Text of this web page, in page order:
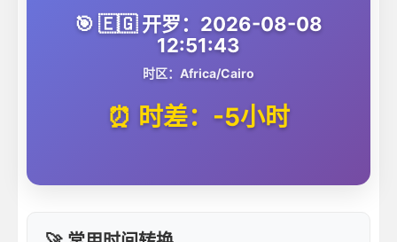
🎯 🇪🇬 开罗：2026-08-08
12:51:43
时区：Africa/Cairo
⏰ 时差：-5小时